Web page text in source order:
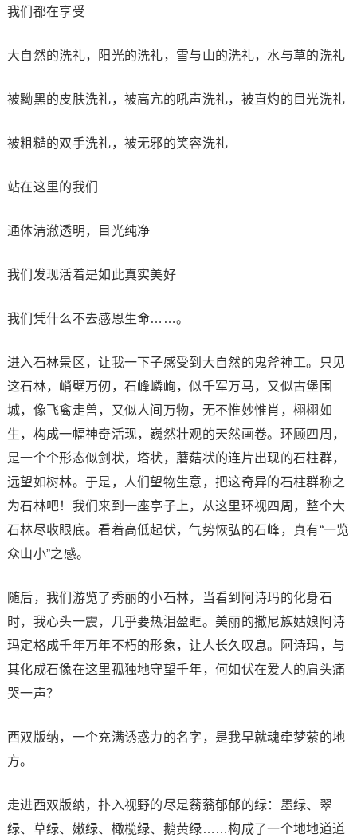
我们都在享受
大自然的洗礼，阳光的洗礼，雪与山的洗礼，水与草的洗礼
被黝黑的皮肤洗礼，被高亢的吼声洗礼，被直灼的目光洗礼
被粗糙的双手洗礼，被无邪的笑容洗礼
站在这里的我们
通体清澈透明，目光纯净
我们发现活着是如此真实美好
我们凭什么不去感恩生命……。
进入石林景区，让我一下子感受到大自然的鬼斧神工。只见
这石林，峭壁万仞，石峰嶙峋，似千军万马，又似古堡围
城，像飞禽走兽，又似人间万物，无不惟妙惟肖，栩栩如
生，构成一幅神奇活现，巍然壮观的天然画卷。环顾四周，
是一个个形态似剑状，塔状，蘑菇状的连片出现的石柱群，
远望如树林。于是，人们望物生意，把这奇异的石柱群称之
为石林吧！我们来到一座亭子上，从这里环视四周，整个大
石林尽收眼底。看着高低起伏，气势恢弘的石峰，真有“一览
众山小”之感。
随后，我们游览了秀丽的小石林，当看到阿诗玛的化身石
时，我心头一震，几乎要热泪盈眶。美丽的撒尼族姑娘阿诗
玛定格成千年万年不朽的形象，让人长久叹息。阿诗玛，与
其化成石像在这里孤独地守望千年，何如伏在爱人的肩头痛
哭一声？
西双版纳，一个充满诱惑力的名字，是我早就魂牵梦萦的地
方。
走进西双版纳，扑入视野的尽是蓊蓊郁郁的绿：墨绿、翠
绿、草绿、嫩绿、橄榄绿、鹅黄绿……构成了一个地地道道